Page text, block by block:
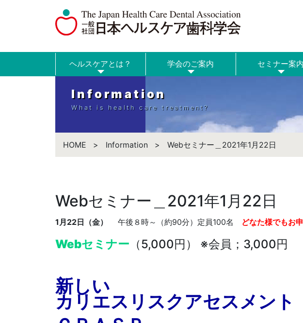
ヘルスケアとは？ 学会のご案内 セミナー案内
Information
What is health care treatment?
HOME Information Webセミナー＿2021年1月22日
Webセミナー＿2021年1月22日
1月22日（金） 午後８時～（約90分）定員100名 どなた様でもお
Webセミナー （5,000円） ※会員；3,000円
新しい
カリエスリスクアセスメント